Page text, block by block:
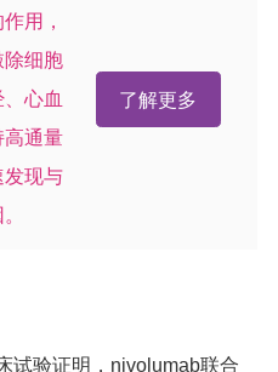
用，
除细胞
心血
高通量
发现与
了解更多
试验证明，nivolumab联合